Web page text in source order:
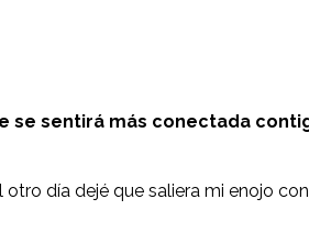
se sentirá más conectada
día dejé que saliera mi enojo